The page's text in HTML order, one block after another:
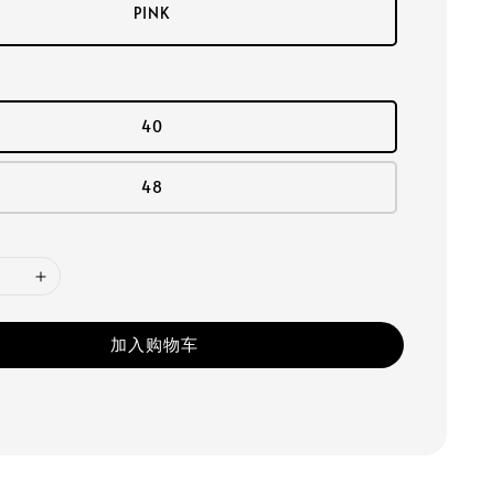
PINK
40
48
加入购物车